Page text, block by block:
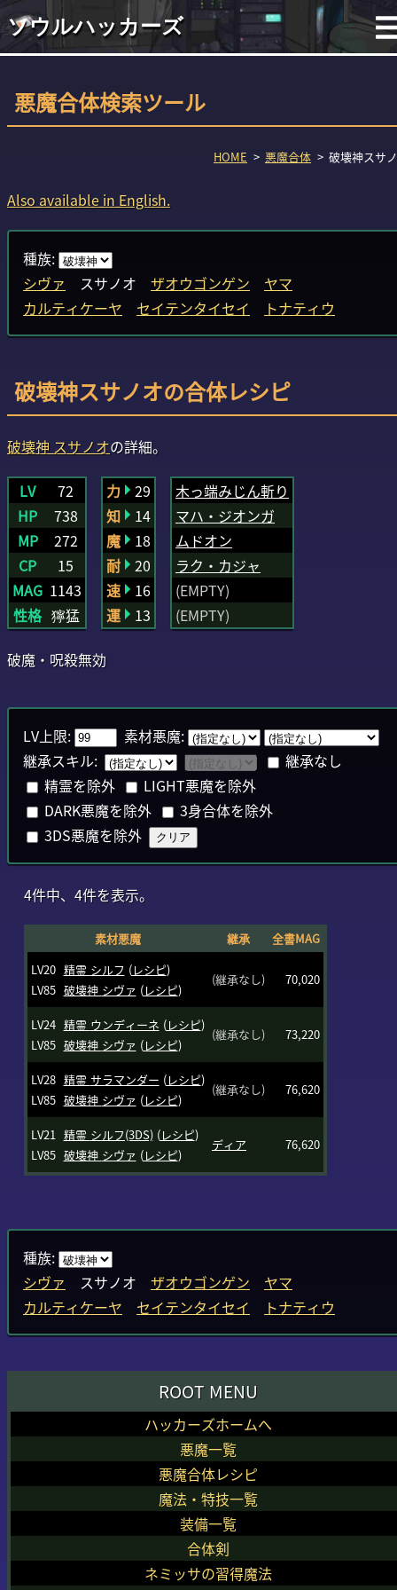
ソウルハッカーズ
悪魔合体検索ツール
HOME 悪魔合体 破壊神スサ
Also available in English.
種族:
シヴァ
スサノオ ザオウゴンゲン
ヤマ
カルティケーヤ
セイテンタイセイ トナティウ
破壊神スサノオの合体レシピ
破壊神 スサノオの詳細。
LV
72
HP
738
MP
272
CP
15
MAG 1143
性格 獰猛
力
29
知
14
魔
18
耐
20
速
16
運
13
木っ端みじん斬り
マハ・ジオンガ
ムドオン
ラク・カジャ
(EMPTY)
(EMPTY)
破魔・呪殺無効
LV上限:
素材悪魔:
継承スキル:
継承なし
精霊を除外
LIGHT悪魔を除外
DARK悪魔を除外
3身合体を除外
3DS悪魔を除外
クリア
4件中、4件を表示。
素材悪魔 継承
全書MAG
LV20 精霊 シルフ (レシピ)
LV85 破壊神 シヴァ (レシピ)
(継承なし) 70,020
LV24 精霊 ウンディーネ (レシピ)
LV85 破壊神 シヴァ (レシピ)
(継承なし) 73,220
LV28 精霊 サラマンダー (レシピ)
LV85 破壊神 シヴァ (レシピ)
(継承なし) 76,620
LV21 精霊 シルフ(3DS)(レシピ)
LV85 破壊神 シヴァ (レシピ)
ディア 76,620
種族:
シヴァ
スサノオ ザオウゴンゲン
ヤマ
カルティケーヤ
セイテンタイセイ トナティウ
ROOT MENU
ハッカーズホームへ
悪魔一覧
悪魔合体レシピ
魔法・特技一覧
装備一覧
合体剣
ネミッサの習得魔法